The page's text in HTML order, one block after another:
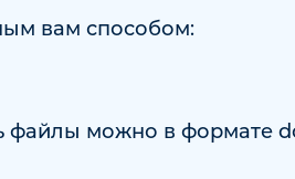
вам способом:
файлы можно в формате